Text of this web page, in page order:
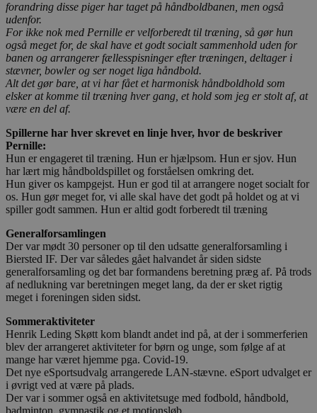
forandring disse piger har taget på håndboldbanen, men også
udenfor.
For ikke nok med Pernille er velforberedt til træning, så gør hun
også meget for, de skal have et godt socialt sammenhold uden for
banen og arrangerer fællesspisninger efter træningen, deltager i
stævner, bowler og ser noget liga håndbold.
Alt det gør bare, at vi har fået et harmonisk håndboldhold som
elsker at komme til træning hver gang, et hold som jeg er stolt af, at
være en del af.
Spillerne har hver skrevet en linje hver, hvor de beskriver
Pernille:
Hun er engageret til træning. Hun er hjælpsom. Hun er sjov. Hun
har lært mig håndboldspillet og forståelsen omkring det.
Hun giver os kampgejst. Hun er god til at arrangere noget socialt for
os. Hun gør meget for, vi alle skal have det godt på holdet og at vi
spiller godt sammen. Hun er altid godt forberedt til træning
Generalforsamlingen
Der var mødt 30 personer op til den udsatte generalforsamling i
Biersted IF. Der var således gået halvandet år siden sidste
generalforsamling og det bar formandens beretning præg af. På trods
af nedlukning var beretningen meget lang, da der er sket rigtig
meget i foreningen siden sidst.
Sommeraktiviteter
Henrik Leding Skøtt kom blandt andet ind på, at der i sommerferien
blev der arrangeret aktiviteter for børn og unge, som følge af at
mange har været hjemme pga. Covid-19.
Det nye eSportsudvalg arrangerede LAN-stævne. eSport udvalget er
i øvrigt ved at være på plads.
Der var i sommer også en aktivitetsuge med fodbold, håndbold,
badminton, gymnastik og et motionsløb.